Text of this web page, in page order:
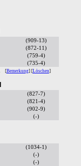
(909-13)
(872-11)
(759-4)
(735-4)
[Bemerkung] [Löschen]
(827-7)
(821-4)
(902-9)
(-)
(1034-1)
(-)
(-)